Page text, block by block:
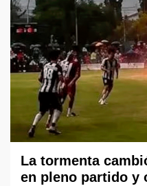
La tormenta
en pleno partido y